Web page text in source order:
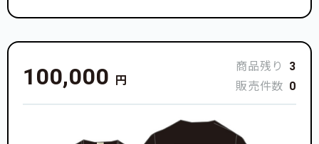
100,000 円
商品残り
3
販売件数 0